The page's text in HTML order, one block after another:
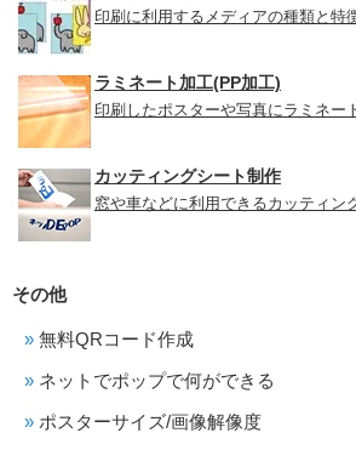
印刷に利用するメディアの種類と特
ラミネート加工(PP加工)
印刷したポスターや写真にラミネー
カッティングシート制作
窓や車などに利用できるカッティン
その他
無料QRコード作成
ネットでポップで何ができる
ポスターサイズ/画像解像度